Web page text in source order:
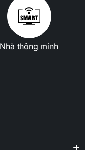
Nhà thông minh